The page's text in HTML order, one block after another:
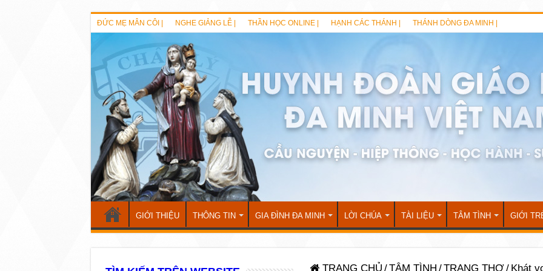
ĐỨC MẸ MÂN CÔI | NGHE GIẢNG LỄ | THẦN HỌC ONLINE | HẠNH CÁC THÁNH | THÁNH DÒNG ĐA MINH |
GIỚI THIỆU THÔNG TIN GIA ĐÌNH ĐA MINH LỜI CHÚA TÀI LIỆU TÂM TÌNH GIỚI
TRANG CHỦ /TÂM TÌNH /TRANG THƠ/ Khát